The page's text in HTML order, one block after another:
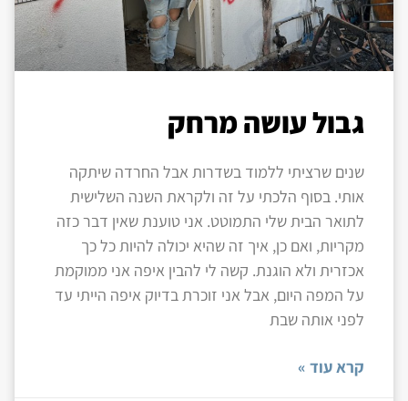
גבול עושה מרחק
שנים שרציתי ללמוד בשדרות אבל החרדה שיתקה
אותי. בסוף הלכתי על זה ולקראת השנה השלישית
לתואר הבית שלי התמוטט. אני טוענת שאין דבר כזה
מקריות, ואם כן, איך זה שהיא יכולה להיות כל כך
אכזרית ולא הוגנת. קשה לי להבין איפה אני ממוקמת
על המפה היום, אבל אני זוכרת בדיוק איפה הייתי עד
לפני אותה שבת
קרא עוד »